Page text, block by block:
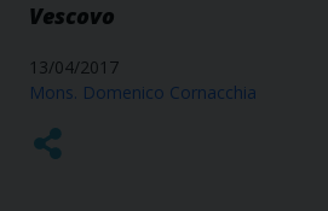
Vescovo
13/04/2017
Mons. Domenico Cornacchia